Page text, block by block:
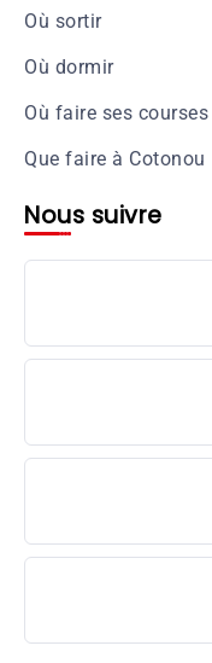
Où sortir
Où dormir
Où faire ses courses
Que faire à Cotonou
Nous suivre